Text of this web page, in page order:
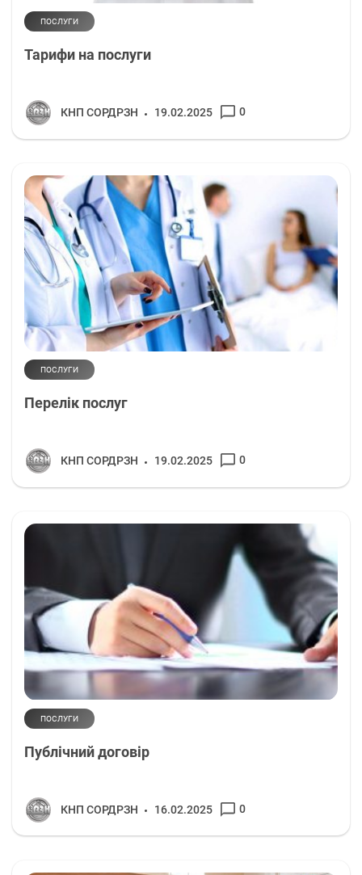
ПОСЛУГИ
Тарифи на послуги
КНП СОРДРЗН 19.02.2025 0
ПОСЛУГИ
Перелік послуг
КНП СОРДРЗН 19.02.2025 0
ПОСЛУГИ
Публічний договір
КНП СОРДРЗН 16.02.2025 0